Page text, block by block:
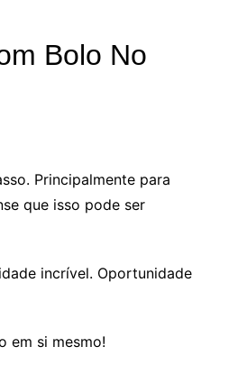
Bolo No
Principalmente para
que isso pode ser
incrível. Oportunidade
em si mesmo!